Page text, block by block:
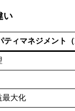
い
ティマネジメント（
最大化